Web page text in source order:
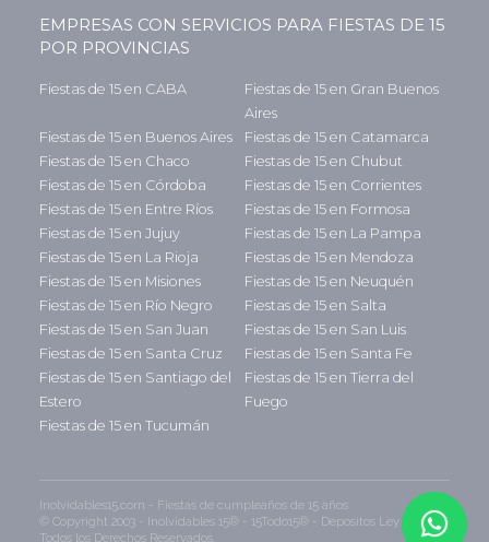
EMPRESAS CON SERVICIOS PARA FIESTAS DE 15
POR PROVINCIAS
Fiestas de 15 en CABA
Fiestas de 15 en Gran Buenos
Aires
Fiestas de 15 en Buenos Aires
Fiestas de 15 en Catamarca
Fiestas de 15 en Chaco
Fiestas de 15 en Chubut
Fiestas de 15 en Córdoba
Fiestas de 15 en Corrientes
Fiestas de 15 en Entre Ríos
Fiestas de 15 en Formosa
Fiestas de 15 en Jujuy
Fiestas de 15 en La Pampa
Fiestas de 15 en La Rioja
Fiestas de 15 en Mendoza
Fiestas de 15 en Misiones
Fiestas de 15 en Neuquén
Fiestas de 15 en Río Negro
Fiestas de 15 en Salta
Fiestas de 15 en San Juan
Fiestas de 15 en San Luis
Fiestas de 15 en Santa Cruz
Fiestas de 15 en Santa Fe
Fiestas de 15 en Santiago del
Estero
Fiestas de 15 en Tierra del
Fuego
Fiestas de 15 en Tucumán
Inolvidables15.com - Fiestas de cumpleaños de 15 años
© Copyright 2003 - Inolvidables 15® - 15Todo15® - Depositos Ley 11.723 -
Todos los Derechos Reservados.